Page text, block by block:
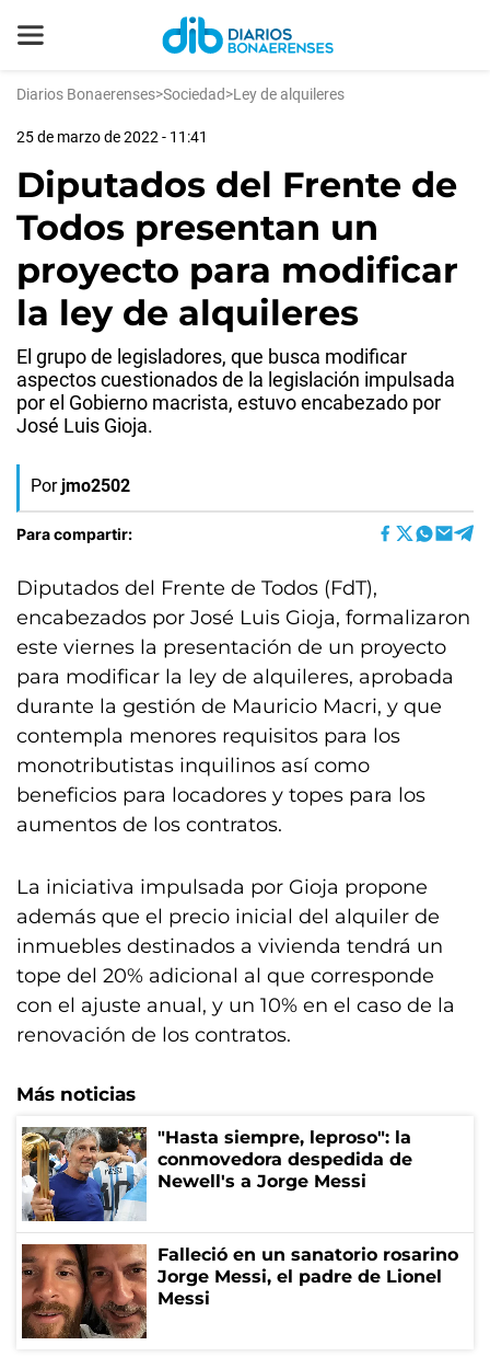
Diarios Bonaerenses>Sociedad>Ley de alquileres
25 de marzo de 2022 - 11:41
Diputados del Frente de
Todos presentan un
proyecto para modificar
la ley de alquileres
El grupo de legisladores, que busca modificar
aspectos cuestionados de la legislación impulsada
por el Gobierno macrista, estuvo encabezado por
José Luis Gioja.
Por jmo2502
Para compartir:
Diputados del Frente de Todos (FdT),
encabezados por José Luis Gioja, formalizaron
este viernes la presentación de un proyecto
para modificar la ley de alquileres, aprobada
durante la gestión de Mauricio Macri, y que
contempla menores requisitos para los
monotributistas inquilinos así como
beneficios para locadores y topes para los
aumentos de los contratos.
La iniciativa impulsada por Gioja propone
además que el precio inicial del alquiler de
inmuebles destinados a vivienda tendrá un
tope del 20% adicional al que corresponde
con el ajuste anual, y un 10% en el caso de la
renovación de los contratos.
Más noticias
"Hasta siempre, leproso": la
conmovedora despedida de
Newell's a Jorge Messi
Falleció en un sanatorio rosarino
Jorge Messi, el padre de Lionel
Messi